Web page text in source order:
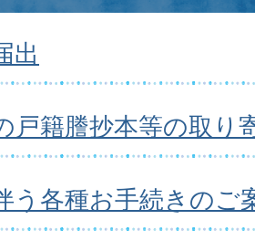
出
戸籍謄抄本等の取り
う各種お手続きのご